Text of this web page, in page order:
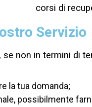
corsi di
Servizio
non in termini di
la tua domanda;
possibilmente